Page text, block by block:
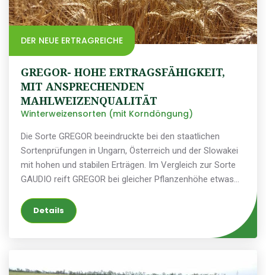
DER NEUE ERTRAGREICHE
GREGOR- HOHE ERTRAGSFÄHIGKEIT,
MIT ANSPRECHENDEN
MAHLWEIZENQUALITÄT
Winterweizensorten (mit Korndöngung)
Die Sorte GREGOR beeindruckte bei den staatlichen
Sortenprüfungen in Ungarn, Österreich und der Slowakei
mit hohen und stabilen Erträgen. Im Vergleich zur Sorte
GAUDIO reift GREGOR bei gleicher Pflanzenhöhe etwas
(Umkippen). Hinsichtlich wichtiger Qualitätsparameter wie
Eiweißgehalt und Schüttgewicht ähnelt GREGOR der Sorte
GAUDIO sehr und wird in Zukunft eine Alternative zum
Details